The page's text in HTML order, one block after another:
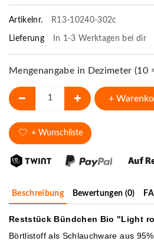
Artikelnr. R13-10240-302c
Lieferung In 1-3 Werktagen bei dir
Mengenangabe in Dezimeter (10
+
+ Wunschliste
Beschreibung Bewertungen (0)
Reststück Bündchen Bio "Light
Börtlistoff als Schlauchware aus